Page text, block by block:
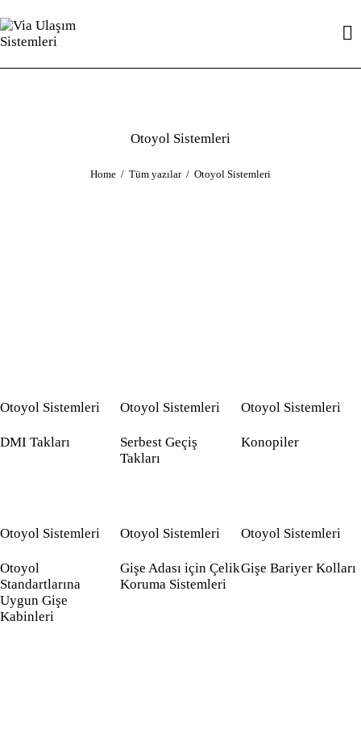
Otoyol Sistemleri
Home Tüm yazılar Otoyol Sistemleri
Otoyol Sistemleri
DMI Takları
Otoyol Sistemleri
Serbest Geçiş
Takları
Otoyol Sistemleri
Konopiler
Otoyol Sistemleri
Otoyol
Standartlarına
Uygun Gişe
Kabinleri
Otoyol Sistemleri
Gişe Adası için Çelik
Koruma Sistemleri
Otoyol Sistemleri
Gişe Bariyer Kolları